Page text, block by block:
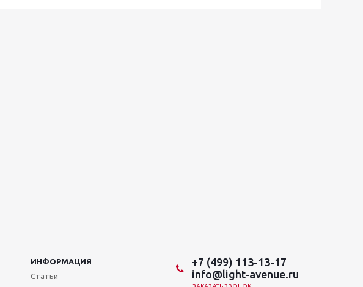
ИНФОРМАЦИЯ
Статьи
+7 (499) 113-13-17
info@light-avenue.ru